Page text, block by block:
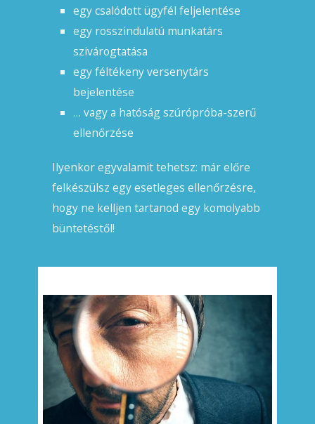
egy csalódott ügyfél feljelentése
egy rosszindulatú munkatárs
szivárogtatása
egy féltékeny versenytárs
bejelentése
… vagy a hatóság szúrópróba-szerű
ellenőrzése
Ilyenkor egyvalamit tehetsz: már előre
felkészülsz egy esetleges ellenőrzésre,
hogy ne kelljen tartanod egy komolyabb
büntetéstől!